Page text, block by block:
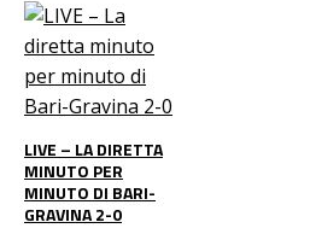
LIVE – LA DIRETTA
MINUTO PER
MINUTO DI BARI-
GRAVINA 2-0